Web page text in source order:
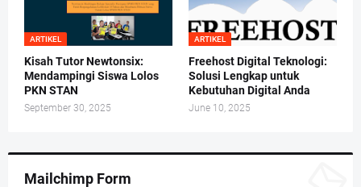
ARTIKEL
Kisah Tutor Newtonsix:
Mendampingi Siswa Lolos
PKN STAN
September 30, 2025
ARTIKEL
Freehost Digital Teknologi:
Solusi Lengkap untuk
Kebutuhan Digital Anda
June 10, 2025
Mailchimp Form